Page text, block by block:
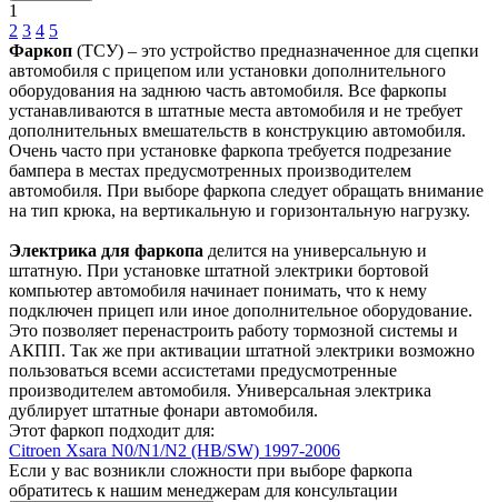
1
2 3 4 5
Фаркоп (ТСУ) – это устройство предназначенное для сцепки
автомобиля с прицепом или установки дополнительного
оборудования на заднюю часть автомобиля. Все фаркопы
устанавливаются в штатные места автомобиля и не требует
дополнительных вмешательств в конструкцию автомобиля.
Очень часто при установке фаркопа требуется подрезание
бампера в местах предусмотренных производителем
автомобиля. При выборе фаркопа следует обращать внимание
на тип крюка, на вертикальную и горизонтальную нагрузку.
Электрика для фаркопа делится на универсальную и
штатную. При установке штатной электрики бортовой
компьютер автомобиля начинает понимать, что к нему
подключен прицеп или иное дополнительное оборудование.
Это позволяет перенастроить работу тормозной системы и
АКПП. Так же при активации штатной электрики возможно
пользоваться всеми ассистетами предусмотренные
производителем автомобиля. Универсальная электрика
дублирует штатные фонари автомобиля.
Этот фаркоп подходит для:
Citroen Xsara N0/N1/N2 (HB/SW) 1997-2006
Если у вас возникли сложности при выборе фаркопа
обратитесь к нашим менеджерам для консультации